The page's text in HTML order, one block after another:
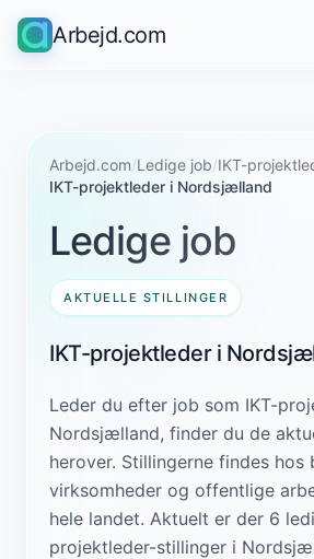
Arbejd.com
Arbejd.com/Ledige job/IKT-
IKT-projektleder i Nordsjælland
Ledige job
AKTUELLE STILLINGER
IKT-projektleder i
Leder du efter job som IKT-
Nordsjælland, finder du de
herover. Stillingerne findes hos
virksomheder og offentlige
hele landet. Aktuelt er der 6
projektleder-stillinger i